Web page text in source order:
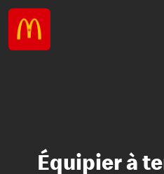
Équipier à